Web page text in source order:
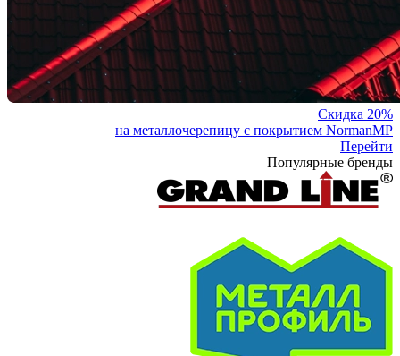
Скидка 20%
на металлочерепицу с покрытием NormanMP
Перейти
Популярные бренды